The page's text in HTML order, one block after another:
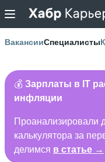
ВакансииСпециалисты
💰 Зарплаты в IT
инфляции
Проанализировали
калькулятора за
делимся в статье →